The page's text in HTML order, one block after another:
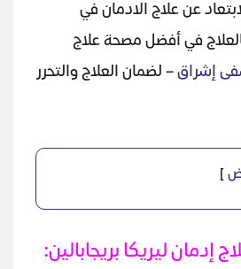
عن علاج الادمان في
في أفضل مصحة علاج
إشراق– لضمان العلاج والتحرر
إدمان ليريكا بريجابالين: